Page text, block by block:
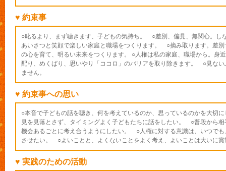
♥ 約束事
○叱るより、まず聴きます、子どもの気持ち。 ○差別、偏見、無関心。
あいさつと笑顔で楽しい家庭と職場をつくります。 ○摘み取ります。差
の心を育て、明るい未来をつくります。 ○人権は私の家庭、職場から。
配り、めくばり、思いやり「ココロ」のバリアを取り除きます。 ○見な
ません。
♥ 約束事への思い
○本音で子どもの話を聴き、何を考えているのか、思っているのかを大切
見を見落とさず、タイミングよく子どもたちに話をしたい。 ○普段から
機会あるごとに考え合うようにしたい。 ○人権に対する意識は、いつで
させたい。 ○よいことと、よくないことをよく考え、よいことは大いに賞
♥ 実践のための活動